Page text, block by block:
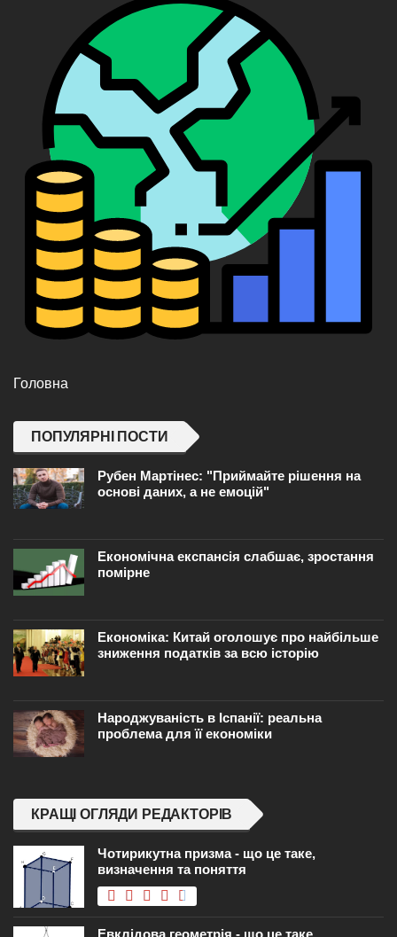
Головна
ПОПУЛЯРНІ ПОСТИ
Рубен Мартінес: "Приймайте рішення на
основі даних, а не емоцій"
Економічна експансія слабшає, зростання
помірне
Економіка: Китай оголошує про найбільше
зниження податків за всю історію
Народжуваність в Іспанії: реальна
проблема для її економіки
КРАЩІ ОГЛЯДИ РЕДАКТОРІВ
Чотирикутна призма - що це таке,
визначення та поняття
Евклідова геометрія - що це таке,